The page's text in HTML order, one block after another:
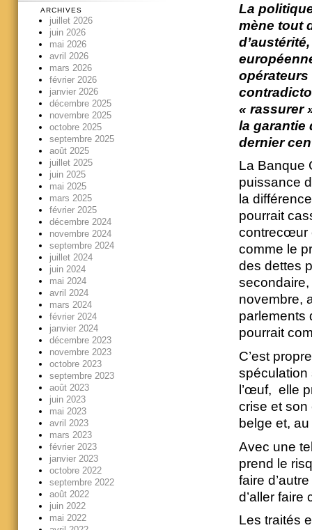
La
mène tout
« rassurer
la garantie
dernier
La Banque
puissance
la
pourrait
contrecœur
comme le
des dettes
secondaire,
novembre,
parlements
pourrait
C’est
spéculation
l’œuf, elle
crise et son
belge et,
Avec une
prend le
faire
d’aller faire
Les traités
ARCHIVES
juillet 2026
juin 2026
mai 2026
avril 2026
mars 2026
février 2026
janvier 2026
décembre 2025
novembre 2025
octobre 2025
septembre 2025
août 2025
juillet 2025
juin 2025
mai 2025
mars 2025
février 2025
décembre 2024
novembre 2024
septembre 2024
juillet 2024
juin 2024
mai 2024
avril 2024
mars 2024
février 2024
janvier 2024
décembre 2023
novembre 2023
octobre 2023
septembre 2023
août 2023
juin 2023
mai 2023
avril 2023
mars 2023
février 2023
janvier 2023
octobre 2022
septembre 2022
août 2022
juin 2022
mai 2022